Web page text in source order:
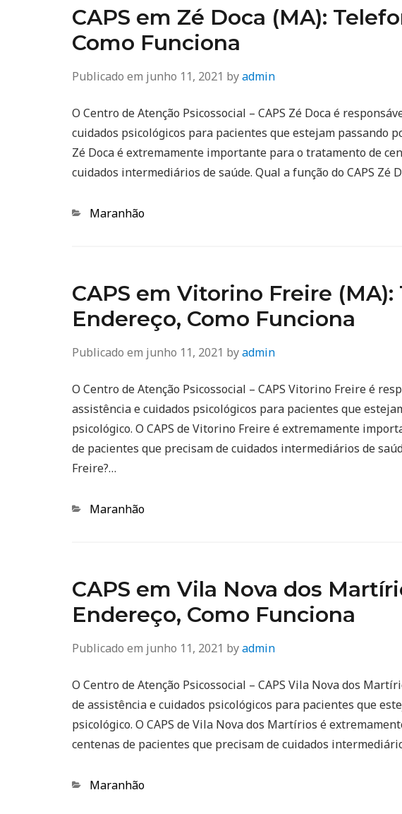
CAPS em Zé Doca (MA):
Como Funciona
Publicado em junho 11, 2021 byadmin
O Centro de Atenção Psicossocial – CAPS Zé Doca é
cuidados psicológicos para pacientes que estejam passando
Zé Doca é extremamente importante para o tratamento de
cuidados intermediários de saúde. Qual a função do CAPS Zé
Categorias
Maranhão
CAPS em Vitorino Freire (MA):
Endereço, Como Funciona
Publicado em junho 11, 2021 byadmin
O Centro de Atenção Psicossocial – CAPS Vitorino Freire é
assistência e cuidados psicológicos para pacientes que
psicológico. O CAPS de Vitorino Freire é extremamente
de pacientes que precisam de cuidados intermediários de
Freire?…
Categorias
Maranhão
CAPS em Vila Nova dos
Endereço, Como Funciona
Publicado em junho 11, 2021 byadmin
O Centro de Atenção Psicossocial – CAPS Vila Nova dos
de assistência e cuidados psicológicos para pacientes que
psicológico. O CAPS de Vila Nova dos Martírios é
centenas de pacientes que precisam de cuidados
Categorias
Maranhão